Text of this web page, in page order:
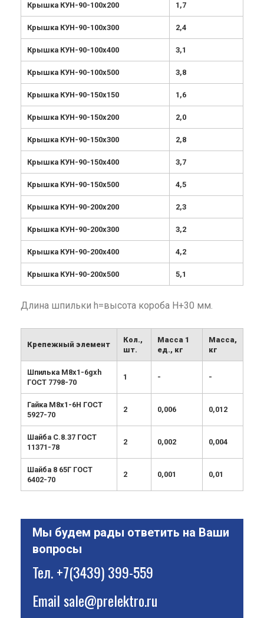
Крышка КУН-90-100х200 1,7
Крышка КУН-90-100х300 2,4
Крышка КУН-90-100х400 3,1
Крышка КУН-90-100х500 3,8
Крышка КУН-90-150х150 1,6
Крышка КУН-90-150х200 2,0
Крышка КУН-90-150х300 2,8
Крышка КУН-90-150х400 3,7
Крышка КУН-90-150х500 4,5
Крышка КУН-90-200х200 2,3
Крышка КУН-90-200х300 3,2
Крышка КУН-90-200х400 4,2
Крышка КУН-90-200х500 5,1
Длина шпильки h=высота короба Н+30 мм.
Крепежный элемент
Кол.,
шт.
Масса 1
ед., кг
Масса,
кг
Шпилька М8х1-6gxh
ГОСТ 7798-70
1 - -
Гайка М8х1-6Н ГОСТ
5927-70
2 0,006 0,012
Шайба С.8.37 ГОСТ
11371-78
2 0,002 0,004
Шайба 8 65Г ГОСТ
6402-70
2 0,001 0,01
Мы будем рады ответить на Ваши
вопросы
Тел.+7(3439) 399-559
Emailsale@prelektro.ru